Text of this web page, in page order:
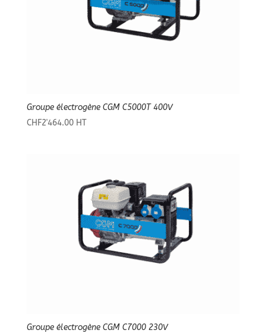
Groupe électrogène CGM C5000T 400V
CHF2'464.00 HT
Groupe électrogène CGM C7000 230V